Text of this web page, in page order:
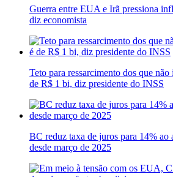
Guerra entre EUA e Irã pressiona
diz economista
Teto para ressarcimento dos que
de R$ 1 bi, diz presidente do INSS
BC reduz taxa de juros para 14% ao
desde março de 2025